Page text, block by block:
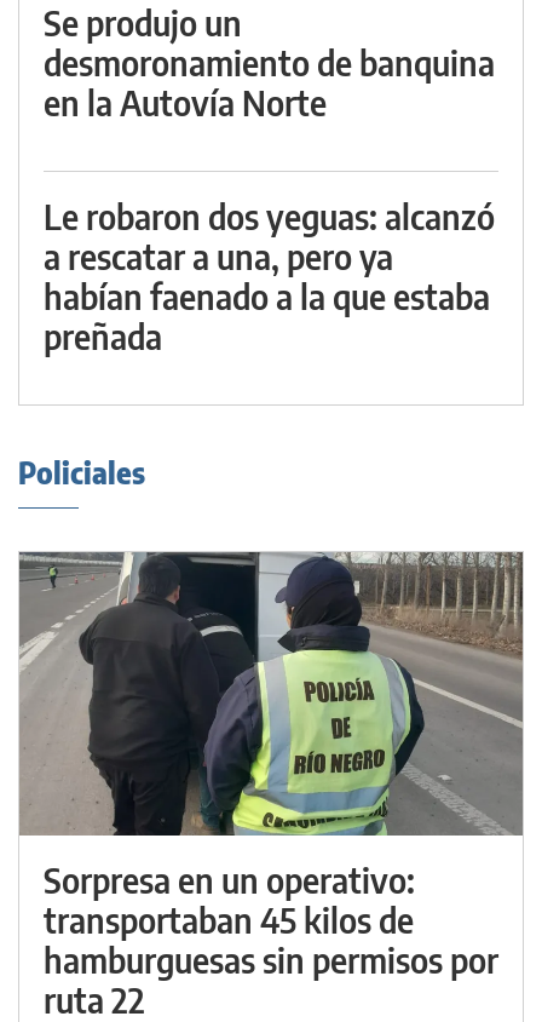
Se produjo un
desmoronamiento de banquina
en la Autovía Norte
Le robaron dos yeguas: alcanzó
a rescatar a una, pero ya
habían faenado a la que estaba
preñada
Policiales
Sorpresa en un operativo:
transportaban 45 kilos de
hamburguesas sin permisos por
ruta 22